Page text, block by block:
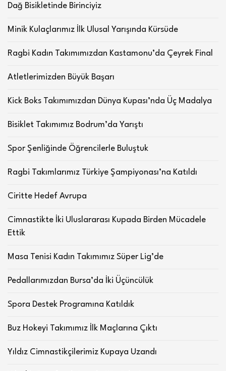
Dağ Bisikletinde Birinciyiz
Minik Kulaçlarımız İlk Ulusal Yarışında Kürsüde
Ragbi Kadın Takımımızdan Kastamonu’da Çeyrek Final
Atletlerimizden Büyük Başarı
Kick Boks Takımımızdan Dünya Kupası’nda Üç Madalya
Bisiklet Takımımız Bodrum’da Yarıştı
Spor Şenliğinde Öğrencilerle Buluştuk
Ragbi Takımlarımız Türkiye Şampiyonası’na Katıldı
Ciritte Hedef Avrupa
Cimnastikte İki Uluslararası Kupada Birden Mücadele
Ettik
Masa Tenisi Kadın Takımımız Süper Lig’de
Pedallarımızdan Bursa’da İki Üçüncülük
Spora Destek Programına Katıldık
Buz Hokeyi Takımımız İlk Maçlarına Çıktı
Yıldız Cimnastikçilerimiz Kupaya Uzandı